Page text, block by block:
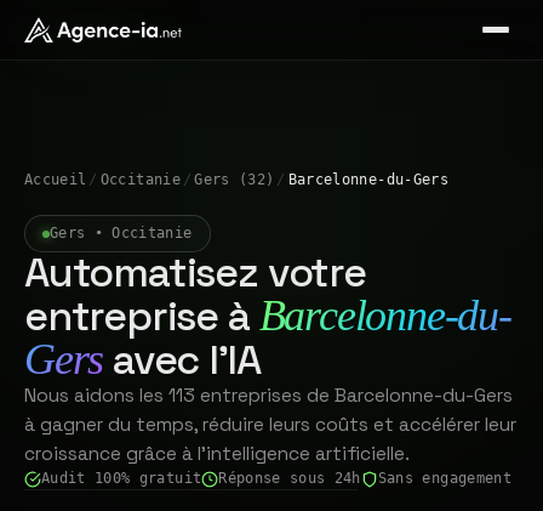
Accueil / Occitanie / Gers (32) / Barcelonne-du-Gers
Gers • Occitanie
Automatisez votre
entreprise à Barcelonne-du-
Gers avec l'IA
Nous aidons les 113 entreprises de Barcelonne-du-Gers
à gagner du temps, réduire leurs coûts et accélérer leur
croissance grâce à l'intelligence artificielle.
Audit 100% gratuit Réponse sous 24h Sans engagement